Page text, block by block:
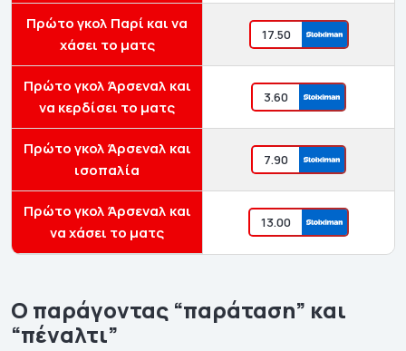
Πρώτο γκολ Παρί και να
χάσει το ματς
17.50
Πρώτο γκολ Άρσεναλ και
να κερδίσει το ματς
3.60
Πρώτο γκολ Άρσεναλ και
ισοπαλία
7.90
Πρώτο γκολ Άρσεναλ και
να χάσει το ματς
13.00
Ο παράγοντας “παράταση” και
“πέναλτι”